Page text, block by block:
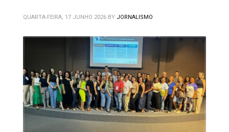
QUARTA-FEIRA, 17 JUNHO 2026 BY JORNALISMO